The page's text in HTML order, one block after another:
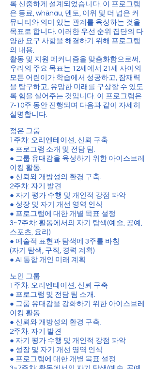
록 신중하게 설계되었습니다. 이 프로그램
은 동료, whānau, 멘토, 이위 및 더 넓은 커
뮤니티와 의미 있는 관계를 육성하는 것을
목표로 합니다. 이러한 우선 순위 집단의 다
양한 요구 사항을 해결하기 위해 프로그램
의 내용,
활동 및 지원 메커니즘을 맞춤화함으로써,
우리의 주요 목표는 12세에서 21세 사이의
모든 어린이가 학습에서 성공하고, 잠재력
을 탐구하고, 유망한 미래를 구상할 수 있도
록 힘을 실어주는 것입니다. 이 프로그램은
7-10주 동안 진행되며 다음과 같이 자세히
설명합니다.
젊은 그룹
1주차: 오리엔테이션, 신뢰 구축
● 프로그램 소개 및 전담 팀.
● 그룹 유대감을 육성하기 위한 아이스브레
이킹 활동.
● 신뢰와 개방성의 환경 구축.
2주차: 자기 발견
● 자기 평가 수행 및 개인적 강점 파악
● 성장 및 자기 개선 영역 인식
● 프로그램에 대한 개별 목표 설정
3~7주차: 활동에서의 자기 탐색(예술, 공예,
스포츠, 요리)
● 예술적 표현과 탐색에 3주를 바침
(자기 탐색, 구직, 경력 계획)
● AI 통합 개인 미래 계획
노인 그룹
1주차: 오리엔테이션, 신뢰 구축
● 프로그램 및 전담 팀 소개.
● 그룹 유대감을 강화하기 위한 아이스브레
이킹 활동.
● 신뢰와 개방성의 환경 구축.
2주차: 자기 발견
● 자기 평가 수행 및 개인적 강점 파악
● 성장 및 자기 개선 영역 인식
● 프로그램에 대한 개별 목표 설정